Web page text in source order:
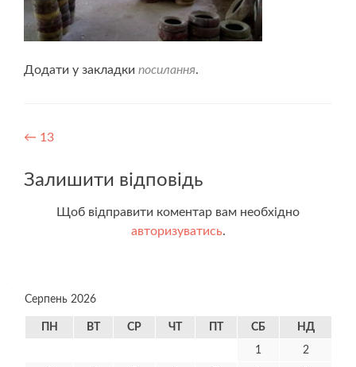
Додати у закладки посилання.
Навігація
записів
← 13
Залишити відповідь
Щоб відправити коментар вам необхідно
авторизуватись.
Серпень 2026
ПН ВТ СР ЧТ СБ НД
1 2